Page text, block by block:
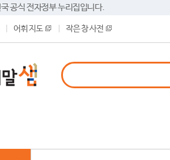
공식 전자정부 누리집입니다.
어휘 지도 작은 창 사전